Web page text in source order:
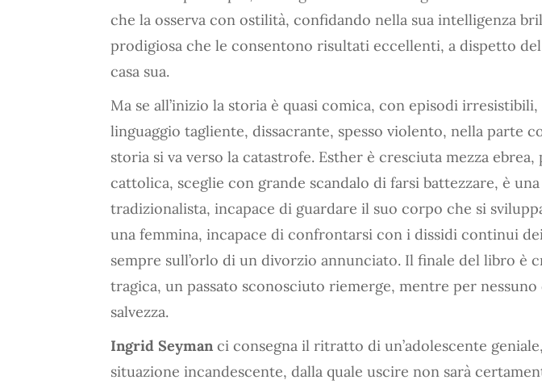
che la osserva con ostilità, confidando nella sua intelligenza
prodigiosa che le consentono risultati eccellenti, a dispetto
casa sua.
Ma se all’inizio la storia è quasi comica, con episodi
linguaggio tagliente, dissacrante, spesso violento, nella parte
storia si va verso la catastrofe. Esther è cresciuta mezza ebrea,
cattolica, sceglie con grande scandalo di farsi battezzare, è
tradizionalista, incapace di guardare il suo corpo che si
una femmina, incapace di confrontarsi con i dissidi continui
sempre sull’orlo di un divorzio annunciato. Il finale del libro è
tragica, un passato sconosciuto riemerge, mentre per nessuno
salvezza.
Ingrid Seyman ci consegna il ritratto di un’adolescente
situazione incandescente, dalla quale uscire non sarà